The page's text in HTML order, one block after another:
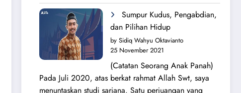
Bersinar
Kembali
di
Sijunjung
Sumpur Kudus, Pengabdian,
dan Pilihan Hidup
by Sidiq Wahyu Oktavianto
25 November 2021
(Catatan Seorang Anak Panah)
Pada Juli 2020, atas berkat rahmat Allah Swt, saya
menuntaskan studi sarjana. Satu perjuangan yang